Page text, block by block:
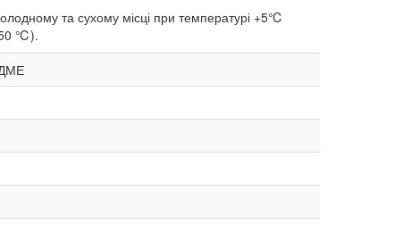
та сухому місці при температурі +5℃
50 ℃).
ДМЕ